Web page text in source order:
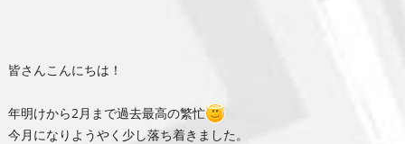
皆さんこんにちは！
年明けから2月まで過去最高の繁忙
今月になりようやく少し落ち着きました。